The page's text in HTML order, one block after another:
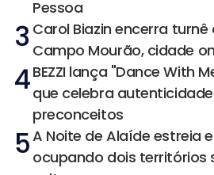
Pessoa
3 Carol Biazin encerra
Campo Mourão, cidade
4BEZZI lança "Dance With
que celebra
preconceitos
5A Noite de Alaíde estreia
ocupando dois territórios